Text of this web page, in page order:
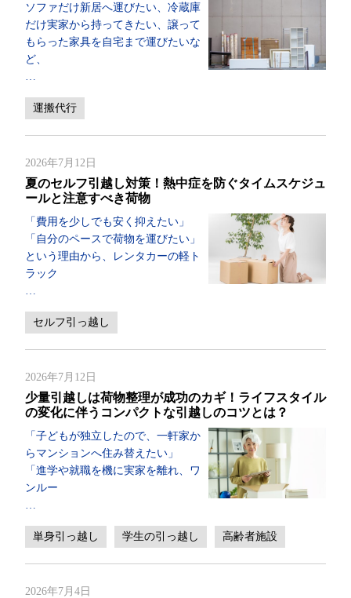
ソファだけ新居へ運びたい、冷蔵庫
だけ実家から持ってきたい、譲って
もらった家具を自宅まで運びたいな
ど、
運搬代行
2026年7月12日
夏のセルフ引越し対策！熱中症を防ぐタイムスケジュ
ールと注意すべき荷物
「費用を少しでも安く抑えたい」
「自分のペースで荷物を運びたい」
という理由から、レンタカーの軽ト
ラック
セルフ引っ越し
2026年7月12日
少量引越しは荷物整理が成功のカギ！ライフスタイル
の変化に伴うコンパクトな引越しのコツとは？
「子どもが独立したので、一軒家か
らマンションへ住み替えたい」
「進学や就職を機に実家を離れ、ワ
ンルー
単身引っ越し 学生の引っ越し 高齢者施設
2026年7月4日